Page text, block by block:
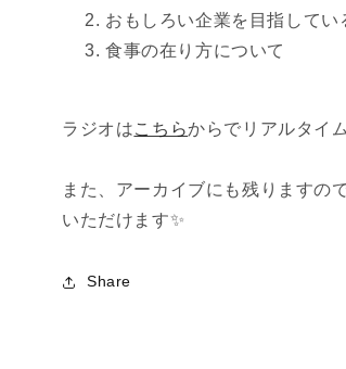
おもしろい企業を目指して
食事の在り方について
ラジオはこちらからでリアルタイ
また、アーカイブにも残りますの
いただけます✨
Share